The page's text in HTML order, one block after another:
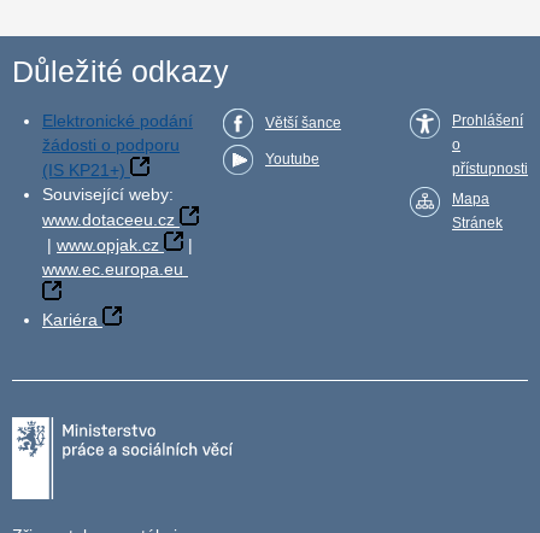
Důležité odkazy
Elektronické podání
žádosti o podporu
(IS KP21+)
Související weby:
www.dotaceeu.cz
| www.opjak.cz
|
www.ec.europa.eu
Kariéra
Větší šance
Youtube
Prohlášení
o
přístupnosti
Mapa
Stránek